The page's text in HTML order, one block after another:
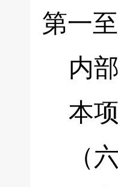
第一
内部
本项
（六